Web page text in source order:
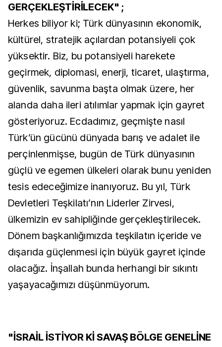
GERÇEKLEŞTİRİLECEK" ;
Herkes biliyor ki; Türk dünyasının ekonomik,
kültürel, stratejik açılardan potansiyeli çok
yüksektir. Biz, bu potansiyeli harekete
geçirmek, diplomasi, enerji, ticaret, ulaştırma,
güvenlik, savunma başta olmak üzere, her
alanda daha ileri atılımlar yapmak için gayret
gösteriyoruz. Ecdadımız, geçmişte nasıl
Türk’ün gücünü dünyada barış ve adalet ile
perçinlenmişse, bugün de Türk dünyasının
güçlü ve egemen ülkeleri olarak bunu yeniden
tesis edeceğimize inanıyoruz. Bu yıl, Türk
Devletleri Teşkilatı’nın Liderler Zirvesi,
ülkemizin ev sahipliğinde gerçekleştirilecek.
Dönem başkanlığımızda teşkilatın içeride ve
dışarıda güçlenmesi için büyük gayret içinde
olacağız. İnşallah bunda herhangi bir sıkıntı
yaşayacağımızı düşünmüyorum.
"İSRAİL İSTİYOR Kİ SAVAŞ BÖLGE GENELİNE